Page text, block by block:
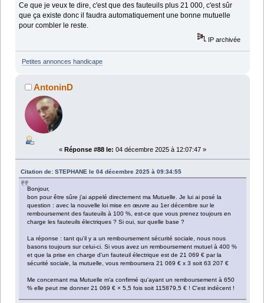
Ce que je veux te dire, c'est que des fauteuils plus 21 000, c'est sûr
que ça existe donc il faudra automatiquement une bonne mutuelle
pour combler le reste.
IP archivée
Petites annonces handicape
AntoninD
« Réponse #88 le: 04 décembre 2025 à 12:07:47 »
Citation de: STEPHANE le 04 décembre 2025 à 09:34:55
Bonjour,
bon pour être sûre j'ai appelé directement ma Mutuelle. Je lui ai posé la
question : avec la nouvelle loi mise en œuvre au 1er décembre sur le
remboursement des fauteuils à 100 %, est-ce que vous prenez toujours en
charge les fauteuils électriques ? Si oui, sur quelle base ?
La réponse : tant qu'il y a un remboursement sécurité sociale, nous nous
basons toujours sur celui-ci. Si vous avez un remboursement mutuel à 400 %
et que la prise en charge d'un fauteuil électrique est de 21 069 € par la
sécurité sociale, la mutuelle, vous remboursera 21 069 € x 3 soit 63 207 €
Me concernant ma Mutuelle m'a confirmé qu'ayant un remboursement à 650
% elle peut me donner 21 069 € × 5,5 fois soit 115879,5 € ! C'est indécent !